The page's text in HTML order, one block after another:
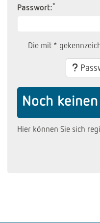
Passwort:*
Die mit *
Noch
Hier können Sie sich